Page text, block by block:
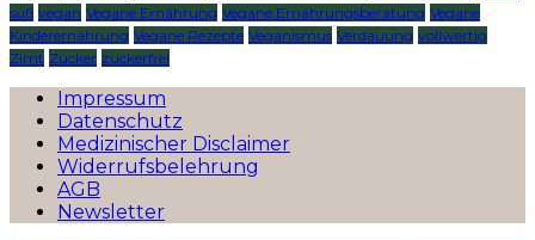
süß vegan Vegane Ernährung Vegane Ernährungsberatung Vegane
Kinderernährung Vegane Rezepte Veganismus Verdauung vollwertig
Zimt Zucker zuckerfrei
Impressum
Datenschutz
Medizinischer Disclaimer
Widerrufsbelehrung
AGB
Newsletter